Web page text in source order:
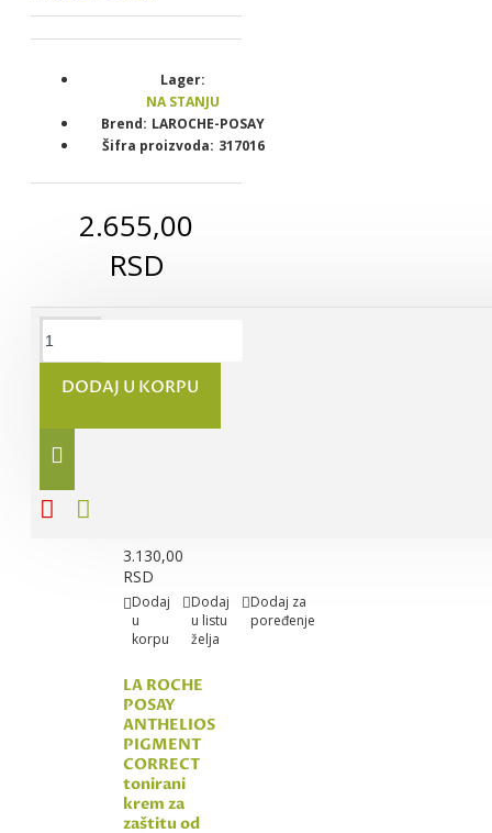
2.655,00
RSD
Lager:
NA STANJU
Brend: LAROCHE-POSAY
Šifra proizvoda: 317016
DODAJ U KORPU
ANTHELIOS
CORRECT
3.130,00
RSD
Dodaj
u
korpu
Dodaj
u listu
želja
Dodaj za
poređenje
LA ROCHE
POSAY
ANTHELIOS
PIGMENT
CORRECT
tonirani
krem za
zaštitu od